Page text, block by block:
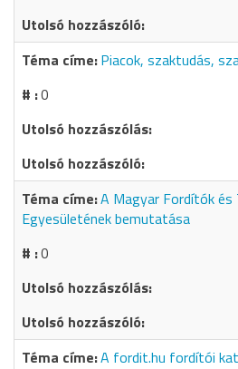
Piacok, szaktudás,
0
A Magyar Fordítók és
Egyesületének bemutatása
0
A fordit.hu fordítói